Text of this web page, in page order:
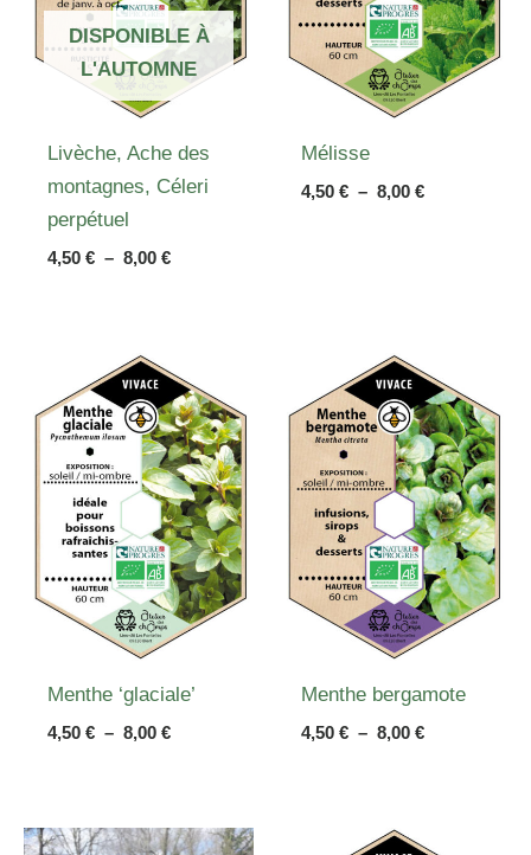
DISPONIBLE À
L'AUTOMNE
Livèche, Ache des
montagnes, Céleri
perpétuel
4,50€ – 8,00€Plage
8,00 €
Mélisse
4,50€ – 8,00€Plage
Menthe ‘glaciale’
4,50€ – 8,00€Plage
8,00 €
Menthe bergamote
4,50€ – 8,00€Plage
8,00 €